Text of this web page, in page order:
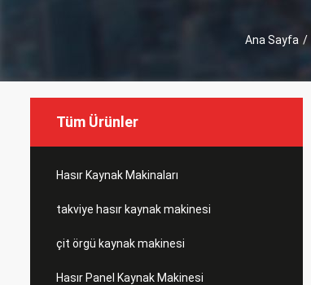
Ana Sayfa /
Tüm Ürünler
Hasır Kaynak Makinaları
takviye hasır kaynak makinesi
çit örgü kaynak makinesi
Hasır Panel Kaynak Makinesi